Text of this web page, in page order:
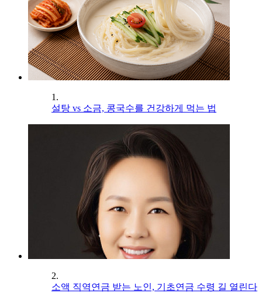
1.
설탕 vs 소금, 콩국수를 건강하게 먹는 법
2.
소액 직역연금 받는 노인, 기초연금 수령 길 열린다